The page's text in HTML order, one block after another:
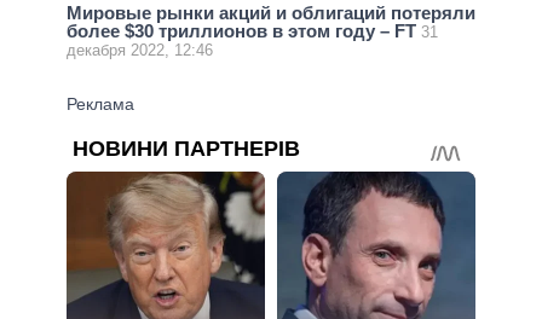
Мировые рынки акций и облигаций потеряли
более $30 триллионов в этом году – FT 31
декабря 2022, 12:46